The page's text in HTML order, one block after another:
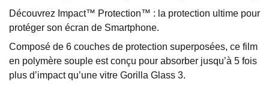
Découvrez Impact™ Protection™ : la protection ultime pour
protéger son écran de Smartphone.
Composé de 6 couches de protection superposées, ce film
en polymère souple est conçu pour absorber jusqu’à 5 fois
plus d’impact qu’une vitre Gorilla Glass 3.